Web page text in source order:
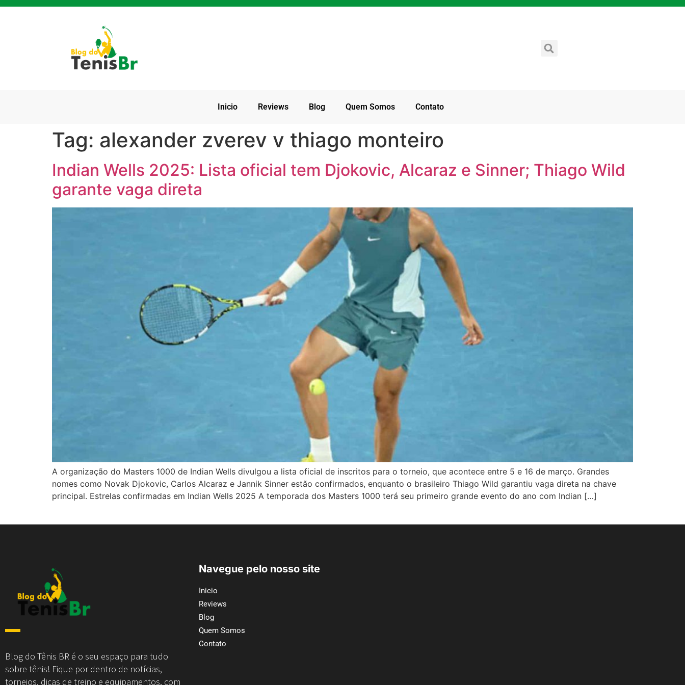
Inicio Reviews Blog Quem Somos Contato
Tag: alexander zverev v thiago monteiro
Indian Wells 2025: Lista oficial tem Djokovic, Alcaraz e Sinner; Thiago Wild
garante vaga direta
A organização do Masters 1000 de Indian Wells divulgou a lista oficial de inscritos para o torneio, que acontece entre 5 e 16 de março. Grandes
nomes como Novak Djokovic, Carlos Alcaraz e Jannik Sinner estão confirmados, enquanto o brasileiro Thiago Wild garantiu vaga direta na chave
principal. Estrelas confirmadas em Indian Wells 2025 A temporada dos Masters 1000 terá seu primeiro grande evento do ano com Indian […]
Blog do Tênis BR é o seu espaço para tudo
sobre tênis! Fique por dentro de notícias,
torneios, dicas de treino e equipamentos, com
Navegue pelo nosso site
Inicio
Reviews
Blog
Quem Somos
Contato